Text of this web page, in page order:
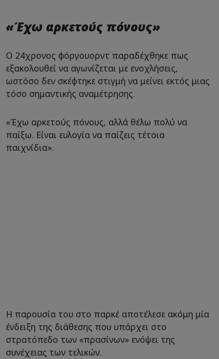
«Έχω αρκετούς πόνους»
Ο 24χρονος φόργουορντ παραδέχθηκε πως
εξακολουθεί να αγωνίζεται με ενοχλήσεις,
ωστόσο δεν σκέφτηκε στιγμή να μείνει εκτός μιας
τόσο σημαντικής αναμέτρησης.
«Έχω αρκετούς πόνους, αλλά θέλω πολύ να
παίξω. Είναι ευλογία να παίζεις τέτοια
παιχνίδια».
Η παρουσία του στο παρκέ αποτέλεσε ακόμη μία
ένδειξη της διάθεσης που υπάρχει στο
στρατόπεδο των «πρασίνων» ενόψει της
συνέχειας των τελικών.